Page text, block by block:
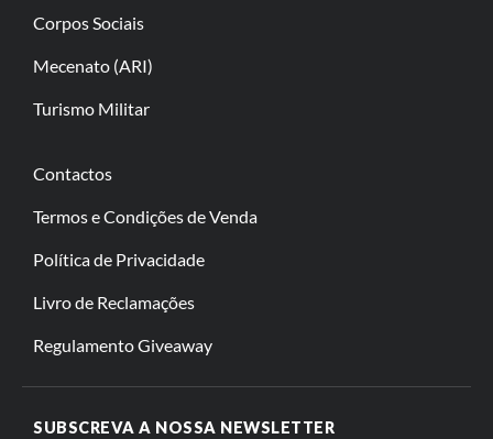
Corpos Sociais
Mecenato (ARI)
Turismo Militar
Contactos
Termos e Condições de Venda
Política de Privacidade
Livro de Reclamações
Regulamento Giveaway
SUBSCREVA A NOSSA NEWSLETTER